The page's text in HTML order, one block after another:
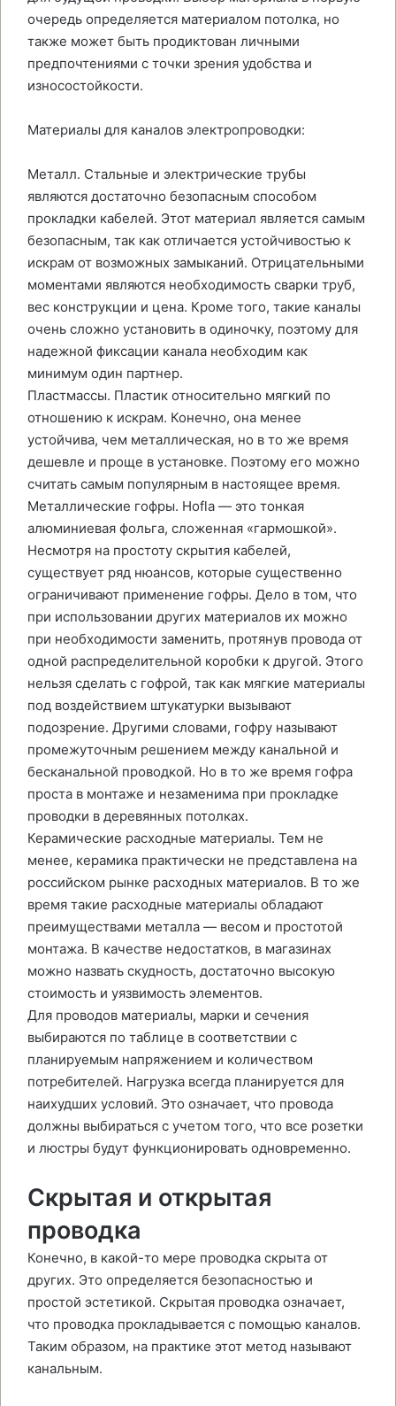
очередь определяется материалом потолка, но
также может быть продиктован личными
предпочтениями с точки зрения удобства и
износостойкости.
Материалы для каналов электропроводки:
Металл. Стальные и электрические трубы
являются достаточно безопасным способом
прокладки кабелей. Этот материал является самым
безопасным, так как отличается устойчивостью к
искрам от возможных замыканий. Отрицательными
моментами являются необходимость сварки труб,
вес конструкции и цена. Кроме того, такие каналы
очень сложно установить в одиночку, поэтому для
надежной фиксации канала необходим как
минимум один партнер.
Пластмассы. Пластик относительно мягкий по
отношению к искрам. Конечно, она менее
устойчива, чем металлическая, но в то же время
дешевле и проще в установке. Поэтому его можно
считать самым популярным в настоящее время.
Металлические гофры. Hofla — это тонкая
алюминиевая фольга, сложенная «гармошкой».
Несмотря на простоту скрытия кабелей,
существует ряд нюансов, которые существенно
ограничивают применение гофры. Дело в том, что
при использовании других материалов их можно
при необходимости заменить, протянув провода от
одной распределительной коробки к другой. Этого
нельзя сделать с гофрой, так как мягкие материалы
под воздействием штукатурки вызывают
подозрение. Другими словами, гофру называют
промежуточным решением между канальной и
бесканальной проводкой. Но в то же время гофра
проста в монтаже и незаменима при прокладке
проводки в деревянных потолках.
Керамические расходные материалы. Тем не
менее, керамика практически не представлена на
российском рынке расходных материалов. В то же
время такие расходные материалы обладают
преимуществами металла — весом и простотой
монтажа. В качестве недостатков, в магазинах
можно назвать скудность, достаточно высокую
стоимость и уязвимость элементов.
Для проводов материалы, марки и сечения
выбираются по таблице в соответствии с
планируемым напряжением и количеством
потребителей. Нагрузка всегда планируется для
наихудших условий. Это означает, что провода
должны выбираться с учетом того, что все розетки
и люстры будут функционировать одновременно.
Скрытая и открытая
проводка
Конечно, в какой-то мере проводка скрыта от
других. Это определяется безопасностью и
простой эстетикой. Скрытая проводка означает,
что проводка прокладывается с помощью каналов.
Таким образом, на практике этот метод называют
канальным.